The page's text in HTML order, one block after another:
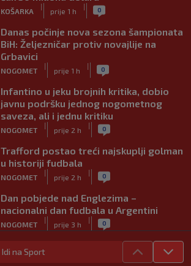
KOŠARKA
|
prije 1 h
| 0
Danas počinje nova sezona šampionata
BiH: Željezničar protiv novajlije na
Grbavici
NOGOMET
|
prije 1 h
| 0
Infantino u jeku brojnih kritika, dobio
javnu podršku jednog nogometnog
saveza, ali i jednu kritiku
NOGOMET
|
prije 2 h
| 0
Trafford postao treći najskuplji golman
u historiji fudbala
NOGOMET
|
prije 2 h
| 0
Dan pobjede nad Englezima –
nacionalni dan fudbala u Argentini
NOGOMET
|
prije 3 h
| 0
Tabaković riješio evropski meč i
Salzburgu donio pobjedu (VIDEO)
Idi na Sport